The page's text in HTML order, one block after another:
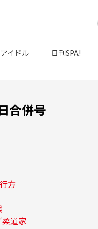
アイドル 日刊SPA!
合併号
方
道家